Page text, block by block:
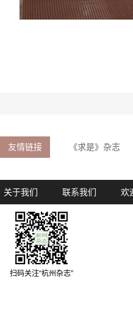
友情链接 《求是》杂志
关于我们 联系我们 欢
扫码关注“杭州杂志”